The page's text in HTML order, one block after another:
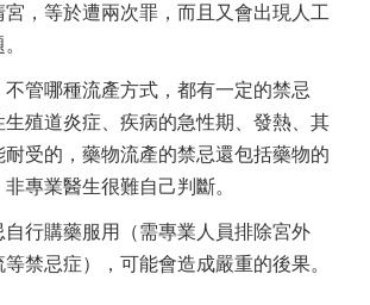
，等於遭兩次罪，而且又會出現人工
管哪種流產方式，都有一定的禁忌
殖道炎症、疾病的急性期、發熱、其
受的，藥物流產的禁忌還包括藥物的
專業醫生很難自己判斷。
自行購藥服用（需專業人員排除宮外
禁忌症），可能會造成嚴重的後果。